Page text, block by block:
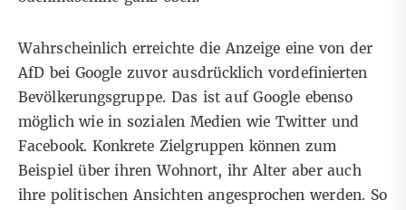
Wahrscheinlich erreichte die Anzeige eine von der
AfD bei Google zuvor ausdrücklich vordefinierten
Bevölkerungsgruppe. Das ist auf Google ebenso
möglich wie in sozialen Medien wie Twitter und
Facebook. Konkrete Zielgruppen können zum
Beispiel über ihren Wohnort, ihr Alter aber auch
ihre politischen Ansichten angesprochen werden. So